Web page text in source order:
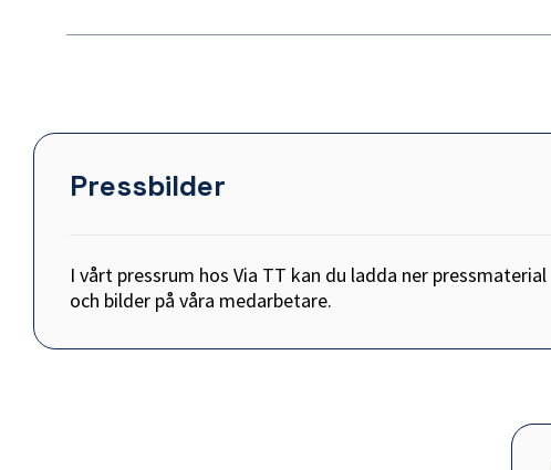
Pressbilder
I vårt pressrum hos Via TT kan du ladda ner pressmaterial
och bilder på våra medarbetare.